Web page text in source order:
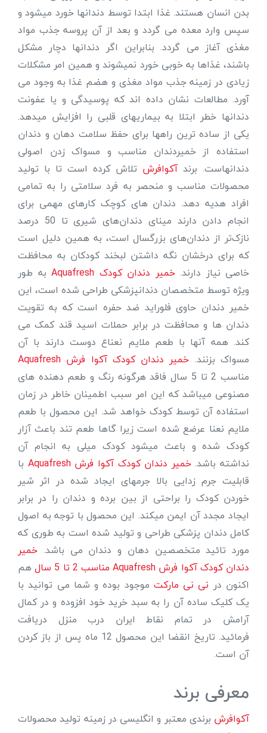
بدن انسان هستند. غذا ابتدا توسط دندانها خورد میشود و
سپس وارد معده می گردد و بعد از آن پروسه جذب مواد
مغذی آغاز می گردد. بنابراین اگر دندانها دچار مشکل
باشند، غذاها به خوبی خورد نمیشوند و همین امر مشکلات
زیادی در زمینه جذب مواد مغذی و هضم غذا به وجود می
آورد. مطالعات نشان داده اند که پوسیدگی و یا عفونت
دندانها خطر ابتلا به بیماریهای قلبی را افزایش میدهد.
یکی از ساده ترین راهها برای حفظ سلامت دهان و دندان
استفاده از خمیردندان مناسب و مسواک زدن اصولی
دندانهاست. برند آکوافرش تلاش کرده است تا با تولید
محصولات مناسب و منحصر به فرد سلامتی را به تمامی
افراد هدیه دهد. دندان های کوچک کارهای مهمی برای
انجام دادن دارند مینای دندان‌های شیری تا 50 درصد
نازک‌تر از دندان‌های بزرگسال است، به همین دلیل است
که برای درخشان نگه داشتن لبخند کودکان به محافظت
خاصی نیاز دارند.خمیر دندان کودک Aquafresh
به طور
ویژه توسط متخصصان دندانپزشکی طراحی شده است، این
خمیر دندان حاوی فلوراید ضد حفره است که به تقویت
دندان ها و محافظت در برابر حملات اسید قند کمک می
کند. همه آنها با طعم ملایم نعناع دوست دارند با آن
مسواک بزنند. خمیر دندان کودک آکوا فرش Aquafresh
مناسب 2 تا 5 سال فاقد هرگونه رنگ و طعم دهنده های
مصنوعی میباشد که این امر سبب اطمینان خاطر در زمان
استفاده آن توسط کودک خواهد شد. این محصول با طعم
ملایم نعنا عرضع شده است زیرا گاها طعم تند باعث آزار
کودک شده و باعث میشود کودک میلی به انجام آن
نداشته باشد.خمیر دندان کودک آکوا فرش Aquafresh
با
قابلیت جرم زدایی بالا جرمهای ایجاد شده در اثر شیر
خوردن کودک را براحتی از بین برده و دندان را در برابر
ایجاد مجدد آن ایمن میکند. این محصول با توجه به اصول
کامل دندان پزشکی طراحی و تولید شده است به طوری که
مورد تائید متخصصین دهان و دندان می باشد. خمیر
دندان کودک آکوا فرش Aquafresh مناسب 2 تا 5 سال
هم
اکنون در نی نی مارکت موجود بوده و شما می توانید با
یک کلیک ساده آن را به سبد خرید خود افزوده و در کمال
آرامش در تمام نقاط ایران درب منزل دریافت
فرمائید. تاریخ انقضا این محصول 12 ماه پس از باز کردن
آن است.
معرفی برند
آکوافرش برندی معتبر و انگلیسی در زمینه تولید محصولات